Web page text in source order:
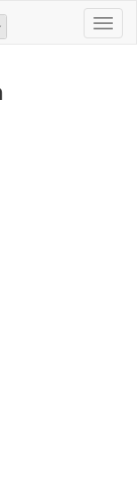
Toggle